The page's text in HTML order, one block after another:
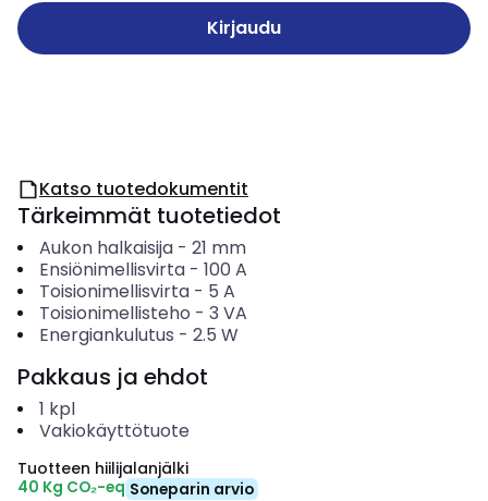
Kirjaudu
Katso tuotedokumentit
Tärkeimmät tuotetiedot
Aukon halkaisija- 21 mm
Ensiönimellisvirta- 100 A
Toisionimellisvirta- 5 A
Toisionimellisteho - 3 VA
Energiankulutus - 2.5 W
Pakkaus ja ehdot
1 kpl
Vakiokäyttötuote
Tuotteen hiilijalanjälki
40 Kg CO₂-eq Soneparin arvio